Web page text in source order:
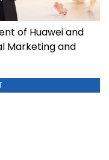
of Huawei and
Marketing and